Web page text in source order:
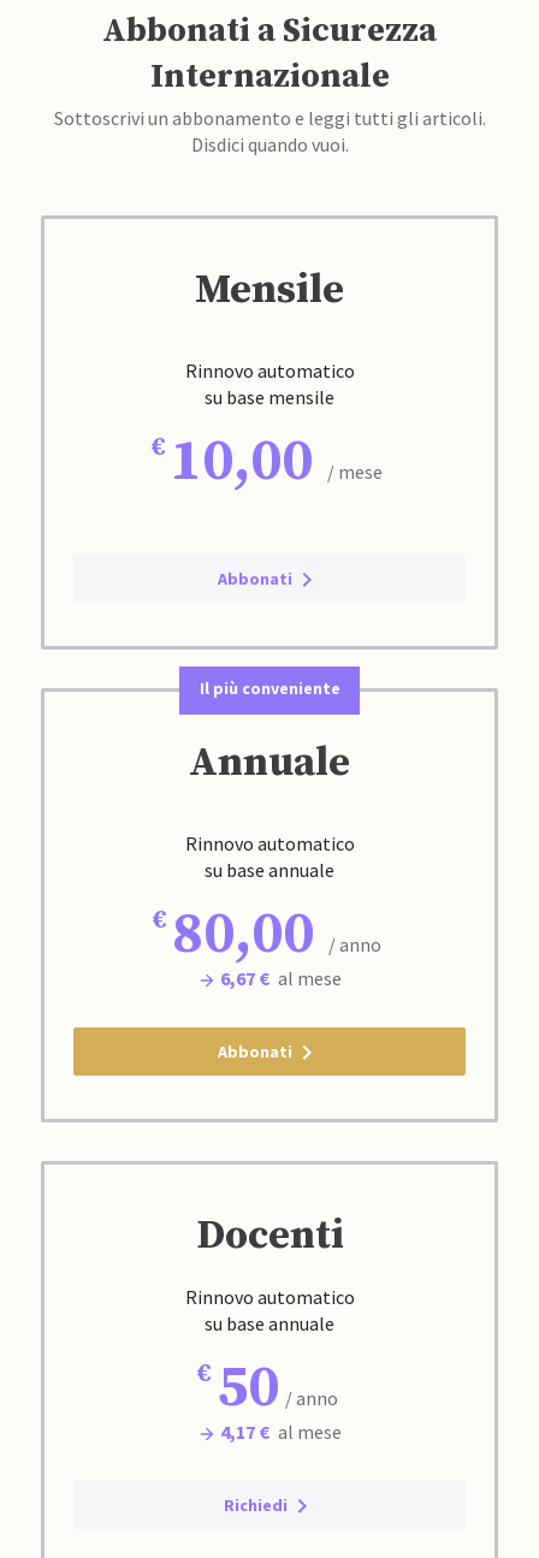
Abbonati a Sicurezza
Internazionale
Sottoscrivi un abbonamento e leggi tutti gli articoli.
Disdici quando vuoi.
Mensile
Rinnovo automatico
su base mensile
10,00 / mese
Abbonati
Il più conveniente
Annuale
Rinnovo automatico
su base annuale
80,00
/ anno
6,67 € al mese
Abbonati
Docenti
Rinnovo automatico
su base annuale
50 / anno
4,17 € al mese
Richiedi